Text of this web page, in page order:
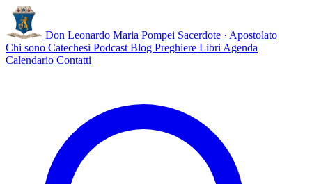
Don Leonardo Maria Pompei Sacerdote · Apostolato
Chi sono Catechesi Podcast Blog Preghiere Libri Agenda
Calendario Contatti